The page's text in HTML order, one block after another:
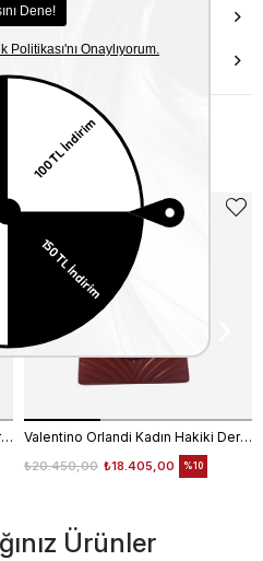
Ürünler
Valentino Orlandi Kadın Hakiki Deri Siyah Omuz Çantası Valentino Orlandi Kadın Hakiki Deri Bordo Omuz Çantası
₺18.405,00
₺20.450,00 %10
KODUYLA
EKSTRA
İNDİRİM
Ürünler